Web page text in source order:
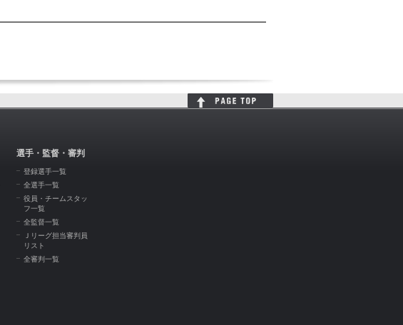
選手・監督・審判
登録選手一覧
全選手一覧
役員・チームスタッ
フ一覧
全監督一覧
Ｊリーグ担当審判員
リスト
全審判一覧